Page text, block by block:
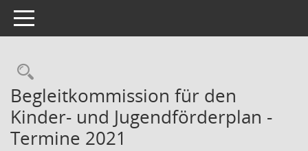
Toggle navigation
Rechercheauswahl
Begleitkommission für den
Kinder- und Jugendförderplan -
Termine 2021